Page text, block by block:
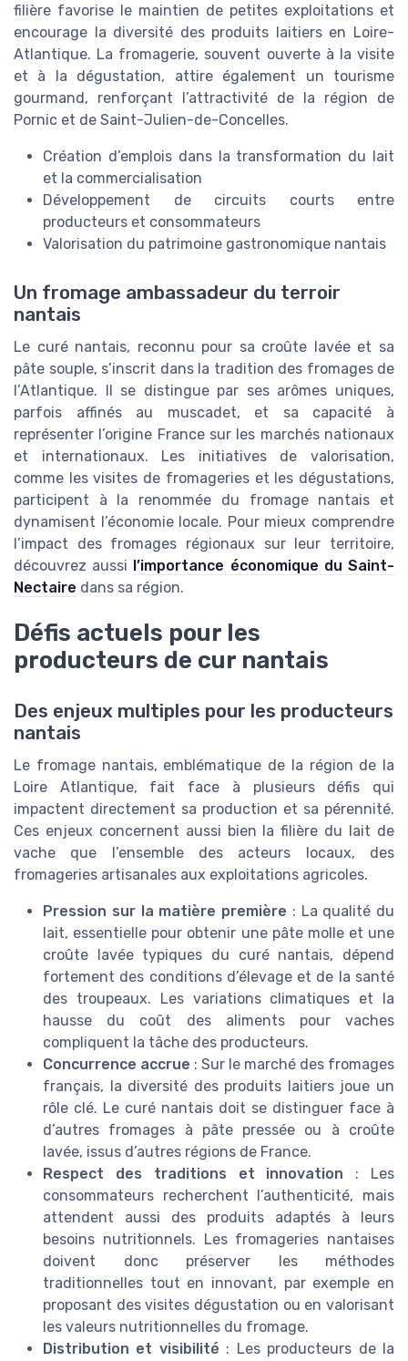
filière favorise le maintien de petites exploitations et
encourage la diversité des produits laitiers en Loire-
Atlantique. La fromagerie, souvent ouverte à la visite
et à la dégustation, attire également un tourisme
gourmand, renforçant l’attractivité de la région de
Pornic et de Saint-Julien-de-Concelles.
Création d’emplois dans la transformation du lait
et la commercialisation
Développement de circuits courts entre
producteurs et consommateurs
Valorisation du patrimoine gastronomique nantais
Un fromage ambassadeur du terroir
nantais
Le curé nantais, reconnu pour sa croûte lavée et sa
pâte souple, s’inscrit dans la tradition des fromages de
l’Atlantique. Il se distingue par ses arômes uniques,
parfois affinés au muscadet, et sa capacité à
représenter l’origine France sur les marchés nationaux
et internationaux. Les initiatives de valorisation,
comme les visites de fromageries et les dégustations,
participent à la renommée du fromage nantais et
dynamisent l’économie locale. Pour mieux comprendre
l’impact des fromages régionaux sur leur territoire,
découvrez aussi l’importance économique du Saint-
Nectaire dans sa région.
Défis actuels pour les
producteurs de cur nantais
Des enjeux multiples pour les producteurs
nantais
Le fromage nantais, emblématique de la région de la
Loire Atlantique, fait face à plusieurs défis qui
impactent directement sa production et sa pérennité.
Ces enjeux concernent aussi bien la filière du lait de
vache que l’ensemble des acteurs locaux, des
fromageries artisanales aux exploitations agricoles.
Pression sur la matière première : La qualité du
lait, essentielle pour obtenir une pâte molle et une
croûte lavée typiques du curé nantais, dépend
fortement des conditions d’élevage et de la santé
des troupeaux. Les variations climatiques et la
hausse du coût des aliments pour vaches
compliquent la tâche des producteurs.
Concurrence accrue : Sur le marché des fromages
français, la diversité des produits laitiers joue un
rôle clé. Le curé nantais doit se distinguer face à
d’autres fromages à pâte pressée ou à croûte
lavée, issus d’autres régions de France.
Respect des traditions et innovation : Les
consommateurs recherchent l’authenticité, mais
attendent aussi des produits adaptés à leurs
besoins nutritionnels. Les fromageries nantaises
doivent donc préserver les méthodes
traditionnelles tout en innovant, par exemple en
proposant des visites dégustation ou en valorisant
les valeurs nutritionnelles du fromage.
Distribution et visibilité : Les producteurs de la